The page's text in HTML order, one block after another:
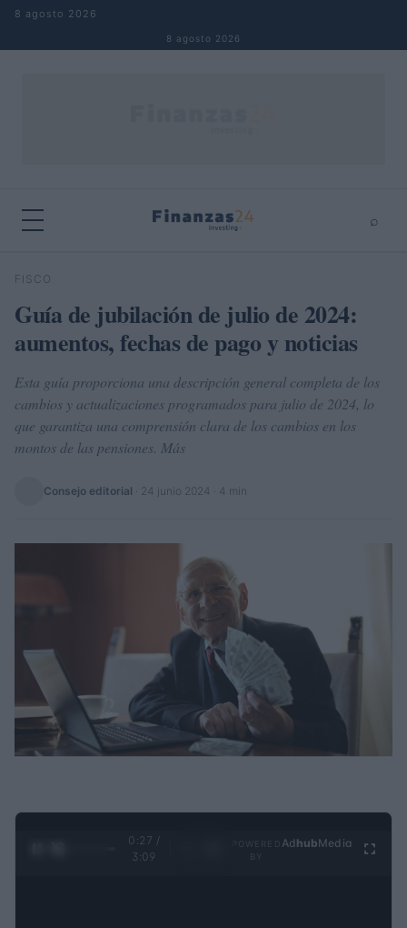
Saltar al contenido
8 agosto 2026
8 agosto 2026
⌕
Buscar
FISCO
Guía de jubilación de julio de 2024:
aumentos, fechas de pago y noticias
Esta guía proporciona una descripción general completa de los
cambios y actualizaciones programados para julio de 2024, lo
que garantiza una comprensión clara de los cambios en los
montos de las pensiones. Más
Consejo editorial 24 junio 2024 · 4 min
0:28 /
3:09
Ad hubMedia